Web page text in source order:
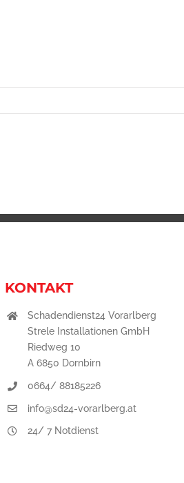
KONTAKT
Schadendienst24 Vorarlberg
Strele Installationen GmbH
Riedweg 10
A 6850 Dornbirn
0664/ 88185226
info@sd24-vorarlberg.at
24/ 7 Notdienst